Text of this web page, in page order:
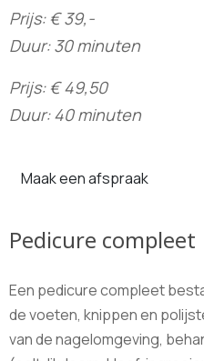
Prijs: € 39,-
Duur: 30 minuten
Prijs: € 49,50
Duur: 40 minuten
Maak een afspraak
Pedicure compleet
Een pedicure compleet
de voeten, knippen en
van de nagelomgeving,